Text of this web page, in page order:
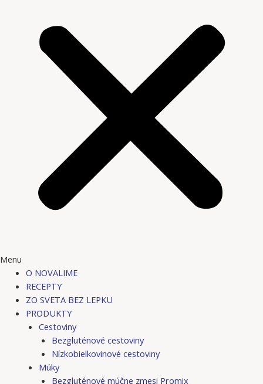
Menu
O NOVALIME
RECEPTY
ZO SVETA BEZ LEPKU
PRODUKTY
Cestoviny
Bezgluténové cestoviny
Nízkobielkovinové cestoviny
Múky
Bezgluténové múčne zmesi Promix